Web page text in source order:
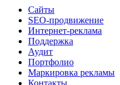
Сайты
SEO-продвижение
Интернет-реклама
Поддержка
Аудит
Портфолио
Маркировка рекламы